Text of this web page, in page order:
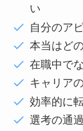
い
自分のア
本当はど
在職中で
キャリア
効率的に
選考の通